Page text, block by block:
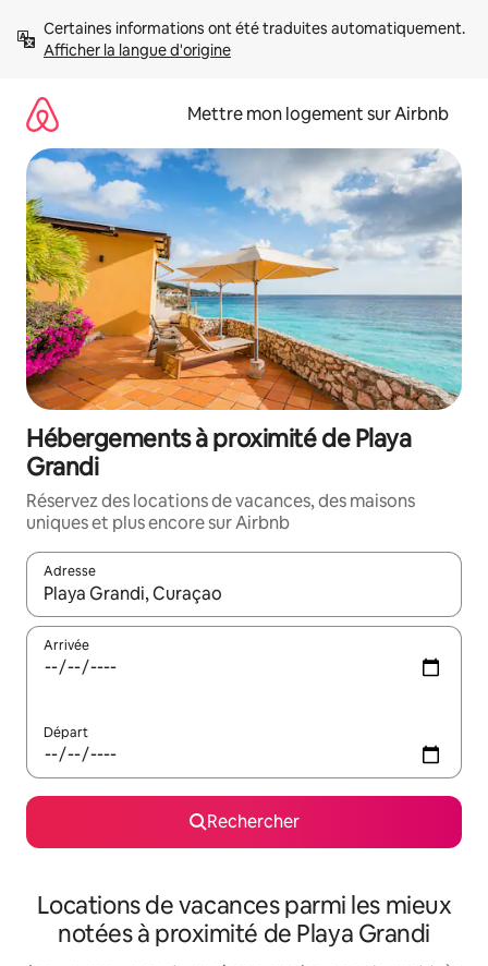
directement
Afficher la langue d'origine
Mettre mon logement sur Airbnb
Hébergements à proximité de Playa
Grandi
Réservez des locations de vacances, des maisons
uniques et plus encore sur Airbnb
Adresse
Lorsque les résultats s'affichent, utilisez les flèches vers le
Arrivée
Départ
Rechercher
Locations de vacances parmi les mieux
notées à proximité de Playa Grandi